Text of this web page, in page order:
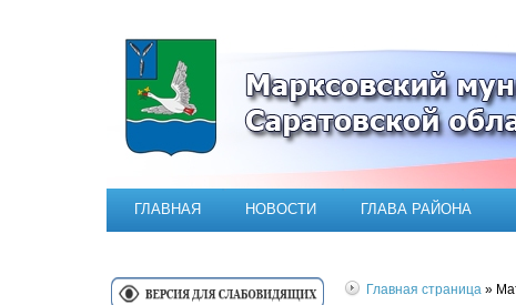
Официальный сайт
ГЛАВНАЯ НОВОСТИ ГЛАВА РАЙОНА
Главная страница »